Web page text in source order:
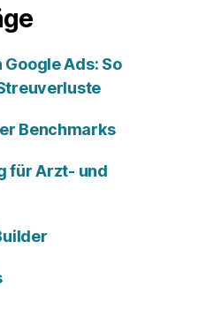
Ads: So
Benchmarks
für Arzt- und